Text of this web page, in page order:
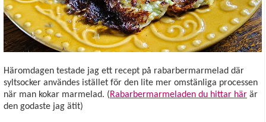
Häromdagen testade jag ett recept på rabarbermarmelad där
syltsocker användes istället för den lite mer omstänliga processen
när man kokar marmelad. (Rabarbermarmeladen du hittar här är
den godaste jag ätit)